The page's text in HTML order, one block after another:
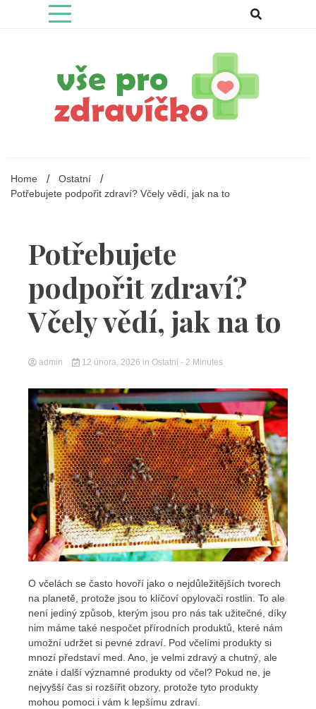
Home
Ostatní
Potřebujete podpořit zdraví? Včely vědí, jak na to
Potřebujete
podpořit zdraví?
Včely vědí, jak na to
admin 12 února, 2026 in Ostatní - 2 Minutes
O včelách se často hovoří jako o nejdůležitějších tvorech
na planetě, protože jsou to klíčoví opylovači rostlin. To ale
není jediný způsob, kterým jsou pro nás tak užitečné, díky
nim máme také nespočet přírodních produktů, které nám
umožní udržet si pevné zdraví. Pod včelími produkty si
mnozí představí med. Ano, je velmi zdravý a chutný, ale
znáte i další významné produkty od včel? Pokud ne, je
nejvyšší čas si rozšířit obzory, protože tyto produkty
mohou pomoci i vám k lepšímu zdraví.